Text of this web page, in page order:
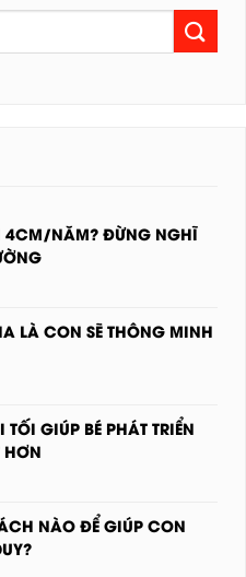
4CM/NĂM? ĐỪNG NGHĨ
LÀ CON SẼ THÔNG MINH
GIÚP BÉ PHÁT TRIỂN
HƠN
NÀO ĐỂ GIÚP CON